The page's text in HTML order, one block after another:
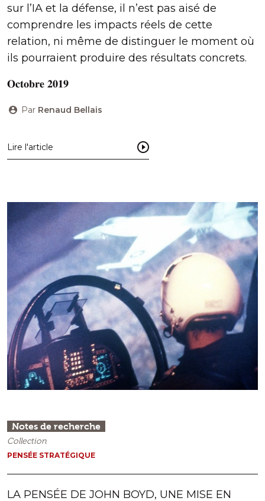
sur l’IA et la défense, il n’est pas aisé de
comprendre les impacts réels de cette
relation, ni même de distinguer le moment où
ils pourraient produire des résultats concrets.
𝐎𝐜𝐭𝐨𝐛𝐫𝐞 𝟐𝟎𝟏𝟗
Par Renaud Bellais
Lire l'article
Notes de recherche
Collection
PENSÉE STRATÉGIQUE
LA PENSÉE DE JOHN BOYD, UNE MISE EN